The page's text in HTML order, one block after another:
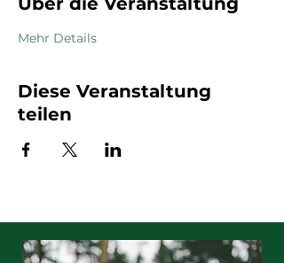
Mehr Details
Diese Veranstaltung
teilen